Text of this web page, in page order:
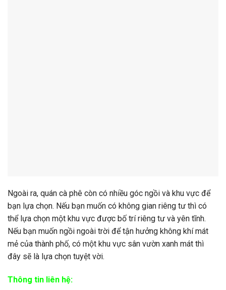
Ngoài ra, quán cà phê còn có nhiều góc ngồi và khu vực để
bạn lựa chọn. Nếu bạn muốn có không gian riêng tư thì có
thể lựa chọn một khu vực được bố trí riêng tư và yên tĩnh.
Nếu bạn muốn ngồi ngoài trời để tận hưởng không khí mát
mẻ của thành phố, có một khu vực sân vườn xanh mát thì
đây sẽ là lựa chọn tuyệt vời.
Thông tin liên hệ: